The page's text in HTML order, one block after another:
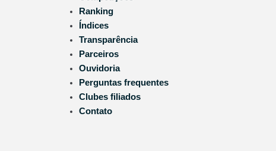
Ranking
Índices
Transparência
Parceiros
Ouvidoria
Perguntas frequentes
Clubes filiados
Contato